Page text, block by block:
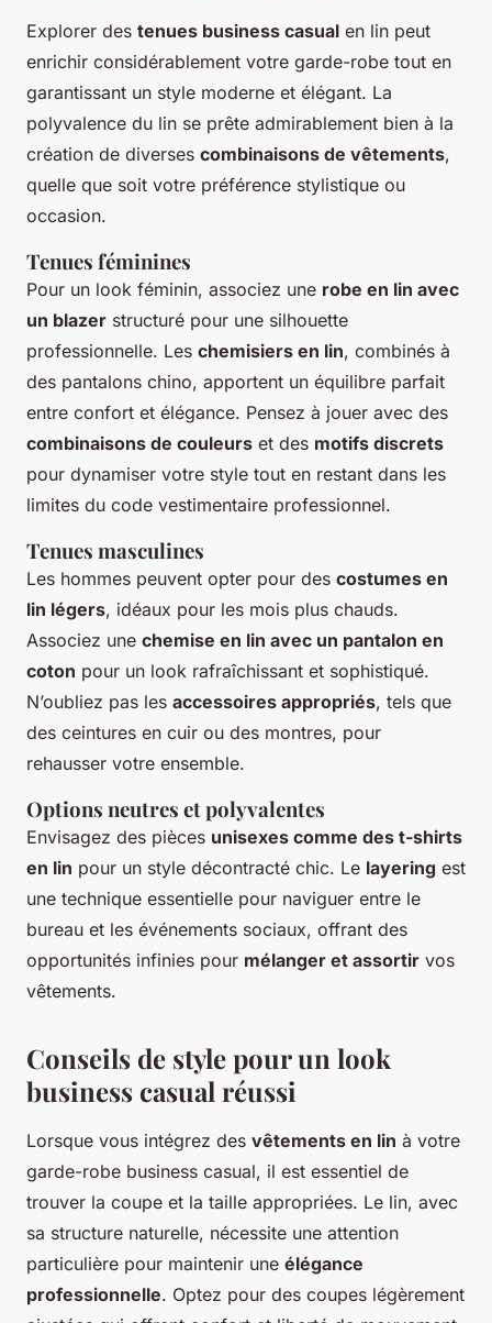
Explorer des tenues business casual en lin peut
enrichir considérablement votre garde-robe tout en
garantissant un style moderne et élégant. La
polyvalence du lin se prête admirablement bien à la
création de diverses combinaisons de vêtements,
quelle que soit votre préférence stylistique ou
occasion.
Tenues féminines
Pour un look féminin, associez une robe en lin avec
un blazer structuré pour une silhouette
professionnelle. Les chemisiers en lin, combinés à
des pantalons chino, apportent un équilibre parfait
entre confort et élégance. Pensez à jouer avec des
combinaisons de couleurs et des motifs discrets
pour dynamiser votre style tout en restant dans les
limites du code vestimentaire professionnel.
Tenues masculines
Les hommes peuvent opter pour des costumes en
lin légers, idéaux pour les mois plus chauds.
Associez une chemise en lin avec un pantalon en
coton pour un look rafraîchissant et sophistiqué.
N’oubliez pas les accessoires appropriés, tels que
des ceintures en cuir ou des montres, pour
rehausser votre ensemble.
Options neutres et polyvalentes
Envisagez des pièces unisexes comme des t-shirts
en lin pour un style décontracté chic. Le layering est
une technique essentielle pour naviguer entre le
bureau et les événements sociaux, offrant des
opportunités infinies pour mélanger et assortir vos
vêtements.
Conseils de style pour un look
business casual réussi
Lorsque vous intégrez des vêtements en lin à votre
garde-robe business casual, il est essentiel de
trouver la coupe et la taille appropriées. Le lin, avec
sa structure naturelle, nécessite une attention
particulière pour maintenir une élégance
professionnelle. Optez pour des coupes légèrement